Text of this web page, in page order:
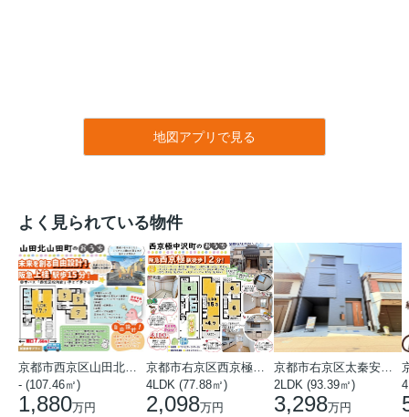
地図アプリで見る
よく見られている物件
- (107.46㎡)
1,880万円
4LDK (77.88㎡)
2,098万円
2LDK (93.39㎡)
3,298万円